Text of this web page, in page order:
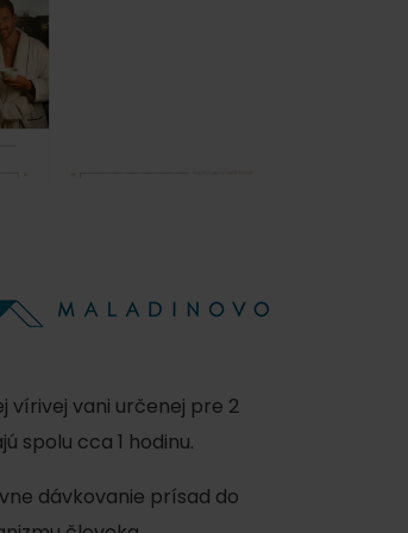
alebo mäty. Parná
prispieva k
a toxické látky a
ciev a vaše nohy si
vírivej vani určenej pre 2
spolu cca 1 hodinu.
dávkovanie prísad do